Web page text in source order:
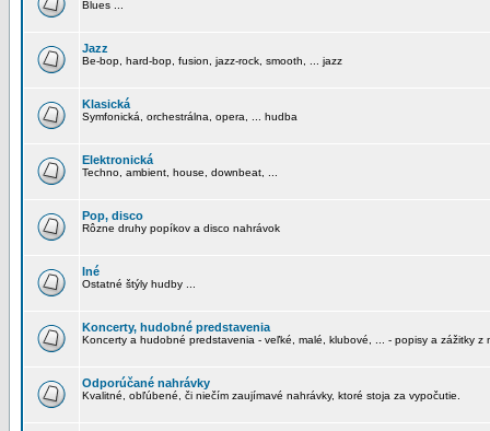
Blues ...
Jazz
Be-bop, hard-bop, fusion, jazz-rock, smooth, ... jazz
Klasická
Symfonická, orchestrálna, opera, ... hudba
Elektronická
Techno, ambient, house, downbeat, ...
Pop, disco
Rôzne druhy popíkov a disco nahrávok
Iné
Ostatné štýly hudby ...
Koncerty, hudobné predstavenia
Koncerty a hudobné predstavenia - veľké, malé, klubové, ... - popisy a zážitky z
Odporúčané nahrávky
Kvalitné, obľúbené, či niečím zaujímavé nahrávky, ktoré stoja za vypočutie.